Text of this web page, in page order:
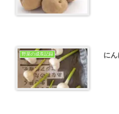
野菜の成長記録 に